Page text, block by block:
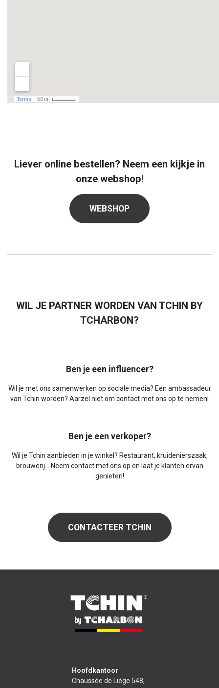
Liever online bestellen? Neem een kijkje in
onze webshop!
WEBSHOP
WIL JE PARTNER WORDEN VAN TCHIN BY
TCHARBON?
Ben je een influencer?
Wil je met ons samenwerken op sociale media? Een ambassadeur
van Tchin worden? Aarzel niet om contact met ons op te nemen!
Ben je een verkoper?
Wil je Tchin aanbieden in je winkel? Restaurant, kruidenierszaak,
brouwerij… Neem contact met ons op en laat je klanten ervan
genieten!
CONTACTEER TCHIN
Hoofdkantoor
Chaussée de Liège 548,